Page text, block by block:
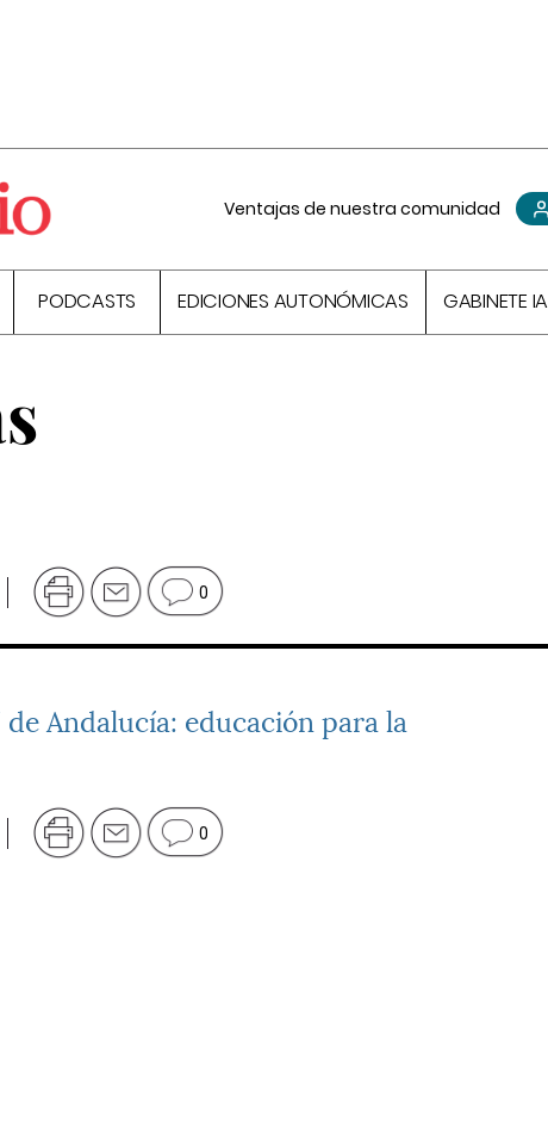
Ventajas de nuestra comunidad
PODCASTS EDICIONES AUTONÓMICAS GABINETE IA
0
Andalucía: educación para la
0